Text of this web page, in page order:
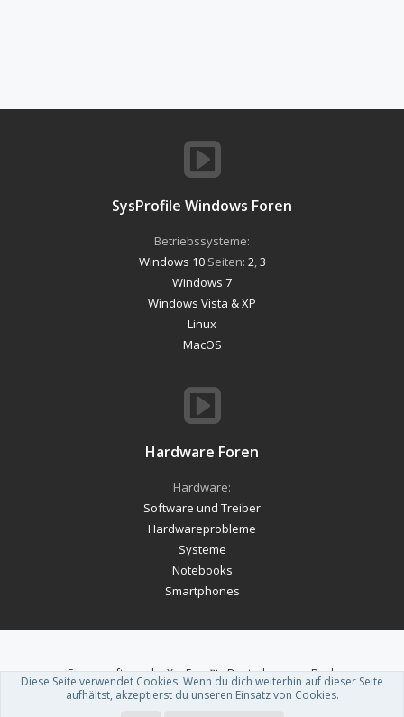
SysProfile Windows Foren
Betriebssysteme:
Windows 10Seiten: 2 3
Windows 7
Windows Vista & XP
Linux
MacOS
Hardware Foren
Hardware:
Software und Treiber
Hardwareprobleme
Systeme
Notebooks
Smartphones
Forum software by XenForo™-Deutsch von xenDach
Theme designed byThemeHouse .
Diese Seite verwendet Cookies. Wenn du dich weiterhin auf dieser Seite
aufhältst, akzeptierst du unseren Einsatz von Cookies.